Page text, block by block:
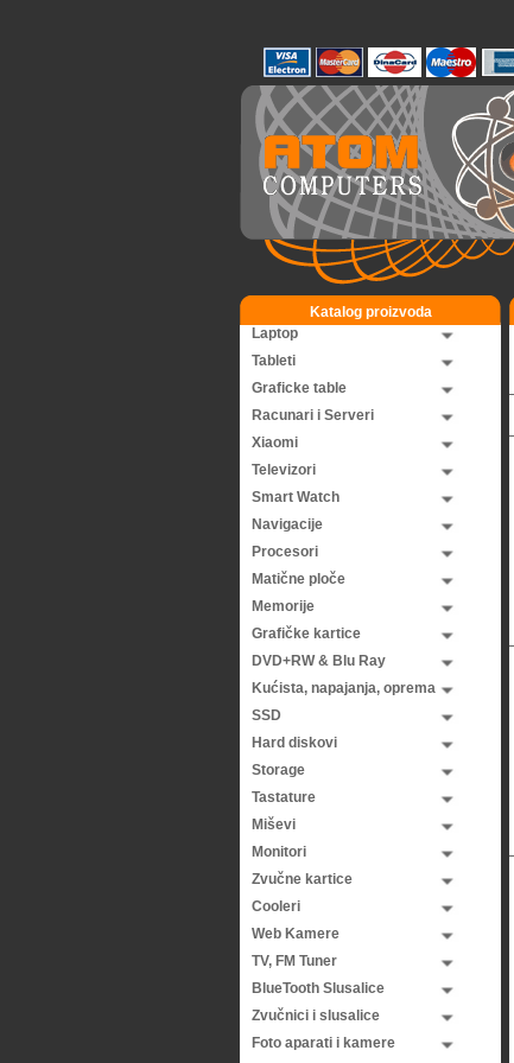
Katalog proizvoda
Laptop
Tableti
Graficke table
Racunari i Serveri
Xiaomi
Televizori
Smart Watch
Navigacije
Procesori
Matične ploče
Memorije
Grafičke kartice
DVD+RW & Blu Ray
Kućista, napajanja, oprema
SSD
Hard diskovi
Storage
Tastature
Miševi
Monitori
Zvučne kartice
Cooleri
Web Kamere
TV, FM Tuner
BlueTooth Slusalice
Zvučnici i slusalice
Foto aparati i kamere